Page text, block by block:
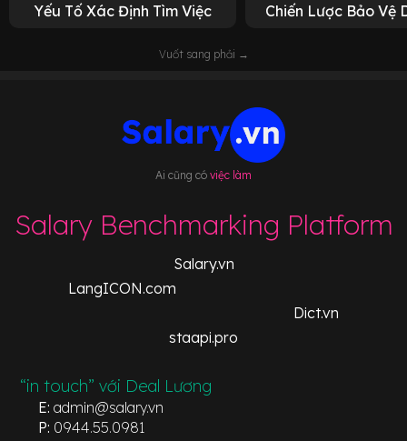
Yếu Tố Xác Định Tìm Việc Chiến Lược Bảo Vệ
Vuốt sang phải →
Ai cũng có việc làm
Salary Benchmarking Platform
Salary.vn
LangICON.com
Dict.vn
staapi.pro
“in touch” với Deal Lương
E: admin@salary.vn
P: 0944.55.0981